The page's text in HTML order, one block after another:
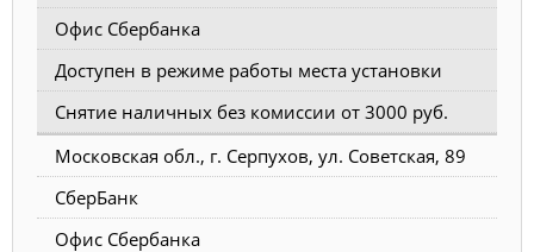
Офис Сбербанка
Доступен в режиме работы места установки
Снятие наличных без комиссии от 3000 руб.
Московская обл., г. Серпухов, ул. Советская, 89
СберБанк
Офис Сбербанка